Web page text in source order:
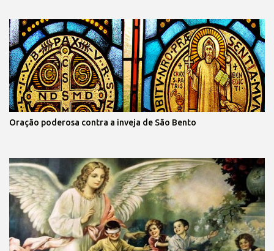
Oração poderosa contra a inveja de São Bento